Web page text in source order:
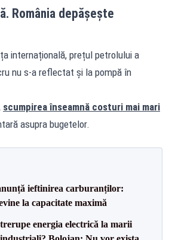
România depășește
internațională, prețul petrolului a
nu s-a reflectat și la pompă în
scumpirea înseamnă costuri mai mari
asupra bugetelor.
ieftinirea carburanților:
la capacitate maximă
energia electrică la marii